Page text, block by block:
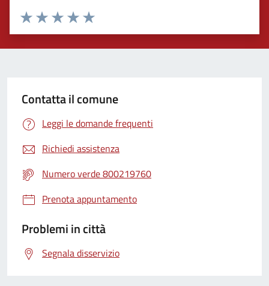
Valuta 5 stelle su 5
Valuta 4 stelle su 5
Valuta 3 stelle su 5
Valuta 2 stelle su 5
Valuta 1 stelle su 5
Contatta il comune
Leggi le domande frequenti
Richiedi assistenza
Numero verde 800219760
Prenota appuntamento
Problemi in città
Segnala disservizio